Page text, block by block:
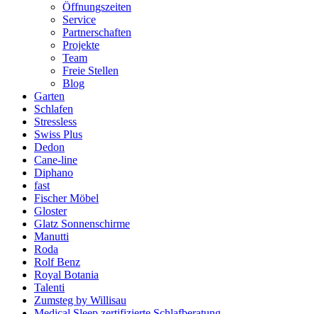
Öffnungszeiten
Service
Partnerschaften
Projekte
Team
Freie Stellen
Blog
Garten
Schlafen
Stressless
Swiss Plus
Dedon
Cane-line
Diphano
fast
Fischer Möbel
Gloster
Glatz Sonnenschirme
Manutti
Roda
Rolf Benz
Royal Botania
Talenti
Zumsteg by Willisau